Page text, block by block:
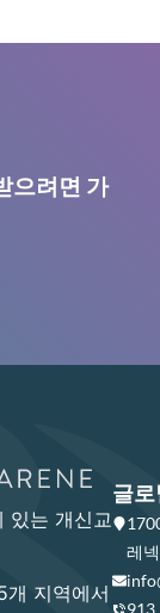
으려면 가
있는 개신교
지역에서
글로
레